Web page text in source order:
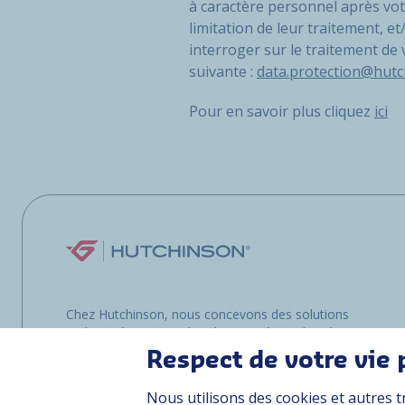
à caractère personnel après
limitation de leur traitement,
interroger sur le traitement de
suivante :
Pour en savoir plus cliquez ici
Chez Hutchinson, nous concevons des solutions
multimatériaux pour les clients opérant dans les
environnements les plus exigeants, que ce soit
sur terre, dans les airs ou en mer.
Respect de votre vie
Nous utilisons des cookies et autres